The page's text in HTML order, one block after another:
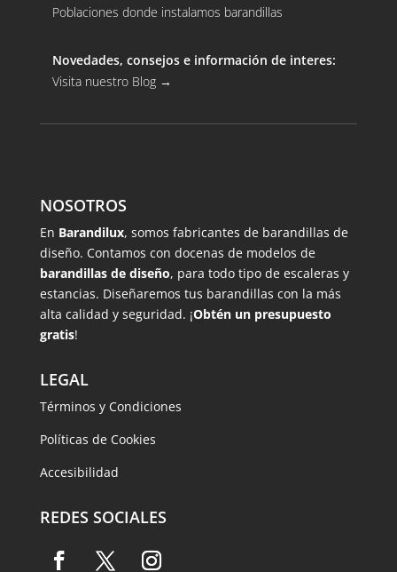
Poblaciones donde instalamos barandillas
Novedades, consejos e información de interes:
Visita nuestro Blog →
NOSOTROS
En Barandilux, somos fabricantes de barandillas de
diseño. Contamos con docenas de modelos de
barandillas de diseño, para todo tipo de escaleras y
estancias. Diseñaremos tus barandillas con la más
alta calidad y seguridad. ¡Obtén un presupuesto
gratis!
LEGAL
Términos y Condiciones
Políticas de Cookies
Accesibilidad
REDES SOCIALES